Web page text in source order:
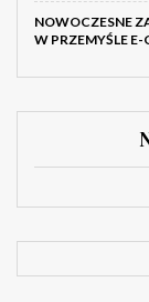
NOWOCZESNE
W PRZEMYŚLE